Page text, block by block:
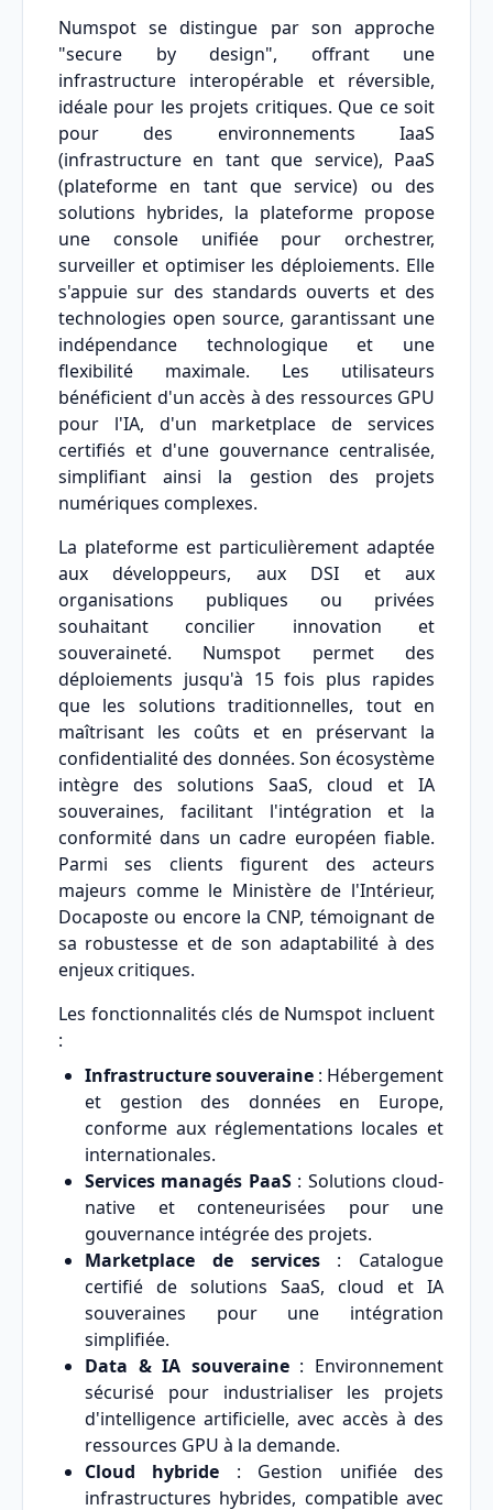
Numspot se distingue par son approche
"secure by design", offrant une
infrastructure interopérable et réversible,
idéale pour les projets critiques. Que ce soit
pour des environnements IaaS
(infrastructure en tant que service), PaaS
(plateforme en tant que service) ou des
solutions hybrides, la plateforme propose
une console unifiée pour orchestrer,
surveiller et optimiser les déploiements. Elle
s'appuie sur des standards ouverts et des
technologies open source, garantissant une
indépendance technologique et une
flexibilité maximale. Les utilisateurs
bénéficient d'un accès à des ressources GPU
pour l'IA, d'un marketplace de services
certifiés et d'une gouvernance centralisée,
simplifiant ainsi la gestion des projets
numériques complexes.
La plateforme est particulièrement adaptée
aux développeurs, aux DSI et aux
organisations publiques ou privées
souhaitant concilier innovation et
souveraineté. Numspot permet des
déploiements jusqu'à 15 fois plus rapides
que les solutions traditionnelles, tout en
maîtrisant les coûts et en préservant la
confidentialité des données. Son écosystème
intègre des solutions SaaS, cloud et IA
souveraines, facilitant l'intégration et la
conformité dans un cadre européen fiable.
Parmi ses clients figurent des acteurs
majeurs comme le Ministère de l'Intérieur,
Docaposte ou encore la CNP, témoignant de
sa robustesse et de son adaptabilité à des
enjeux critiques.
Les fonctionnalités clés de Numspot incluent
:
Infrastructure souveraine : Hébergement
et gestion des données en Europe,
conforme aux réglementations locales et
internationales.
Services managés PaaS: Solutions cloud-
native et conteneurisées pour une
gouvernance intégrée des projets.
Marketplace de services: Catalogue
certifié de solutions SaaS, cloud et IA
souveraines pour une intégration
simplifiée.
Data & IA souveraine: Environnement
sécurisé pour industrialiser les projets
d'intelligence artificielle, avec accès à des
ressources GPU à la demande.
Cloud hybride : Gestion unifiée des
infrastructures hybrides, compatible avec